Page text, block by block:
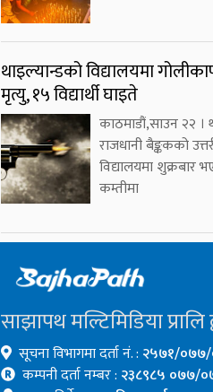
थाइल्यान्डको विद्यालयमा
मृत्यु, १५ विद्यार्थी घाइते
काठमाडौं,साउन २२ ।
राजधानी बैङ्ककको
विद्यालयमा शुक्रबार
कम्तीमा
साझापथ मल्टिमिडिया प्रालि
सूचना विभागमा दर्ता नं. : २५७१/
कम्पनी दर्ता नम्बर : २३८९८५ ०७७/